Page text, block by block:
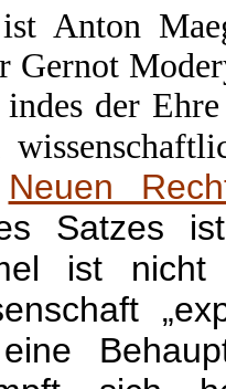
Anton
Gernot
indes der
Neuen
Satzes
ist